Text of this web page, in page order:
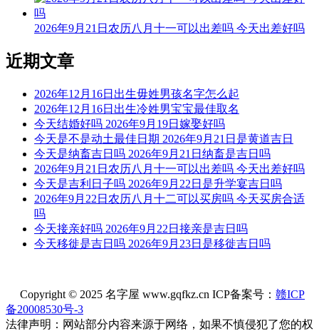
通至有益。
福神：西南 月支：未土 年太岁：文哲
阳贵神：正南 月相：宵月 岁破位：正北
今天不可以盖房
根据该日的黄历信息分析可得，2026年7月25日为黑道日，就
民间说法来看，黑道日不利行事，若这一日盖房，可能会有不
好的影响， 但黑道日并不是完全忌讳盖房，若怕带来不好的
影响，云玥取名网请您可以另选个黄道吉日进行哦。
每日五行穿衣指南
【大吉色】绿色、青色、青绿、翠绿
被今天五行生。寓意容易得到贵人的帮助，事事顺心如意。人
【次吉色】黑色、蓝色
与今天五行同。寓意幸运眷顾，做事顺利，有助于合作和谈判
2026年9月21日农历八月十一可以出差吗 今天出差好吗
近期文章
2026年12月16日出生毋姓男孩名字怎么起
2026年12月16日出生冷姓男宝宝最佳取名
今天结婚好吗 2026年9月19日嫁娶好吗
今天是不是动土最佳日期 2026年9月21日是黄道吉日
今天是纳畜吉日吗 2026年9月21日纳畜是吉日吗
2026年9月21日农历八月十一可以出差吗 今天出差好吗
今天是吉利日子吗 2026年9月22日是升学宴吉日吗
2026年9月22日农历八月十二可以买房吗 今天买房合适
吗
今天接亲好吗 2026年9月22日接亲是吉日吗
今天移徙是吉日吗 2026年9月23日是移徙吉日吗
Copyright © 2025 名字屋 www.gqfkz.cn ICP备案号： 赣ICP
备20008530号-3
法律声明：网站部分内容来源于网络，如果不慎侵犯了您的权